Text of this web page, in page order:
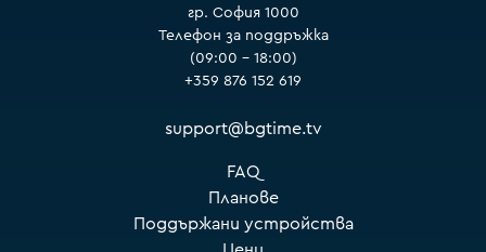
гр. София 1000
Телефон за поддръжка
(09:00 – 18:00)
+359 876 152 619
support@bgtime.tv
FAQ
Планове
Поддържани устройства